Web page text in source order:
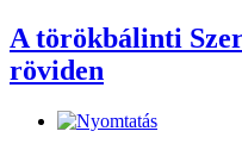
A törökbálinti
röviden